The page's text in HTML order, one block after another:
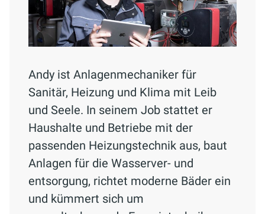
Andy ist Anlagenmechaniker für
Sanitär, Heizung und Klima mit Leib
und Seele. In seinem Job stattet er
Haushalte und Betriebe mit der
passenden Heizungstechnik aus, baut
Anlagen für die Wasserver- und
entsorgung, richtet moderne Bäder ein
und kümmert sich um